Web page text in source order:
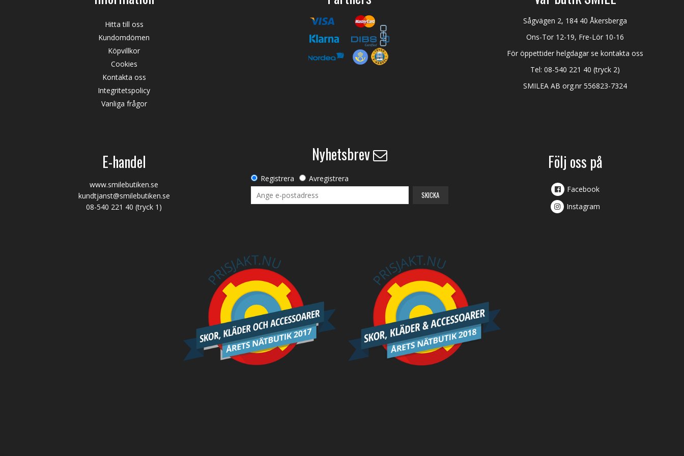
Hitta till oss
Kundomdömen
Köpvillkor
Cookies
Kontakta oss
Integritetspolicy
Vanliga frågor
Sågvägen 2, 184 40 Åkersberga
Ons-Tor 12-19, Fre-Lör 10-16
För öppettider helgdagar se kontakta oss
Tel:08-540 221 40 (tryck 2)
SMILEA AB org.nr 556823-7324
E-handel
www.smilebutiken.se
kundtjanst@smilebutiken.se
08-540 221 40 (tryck 1)
Nyhetsbrev
Registrera Avregistrera
SKICKA
Följ oss på
Facebook
Instagram